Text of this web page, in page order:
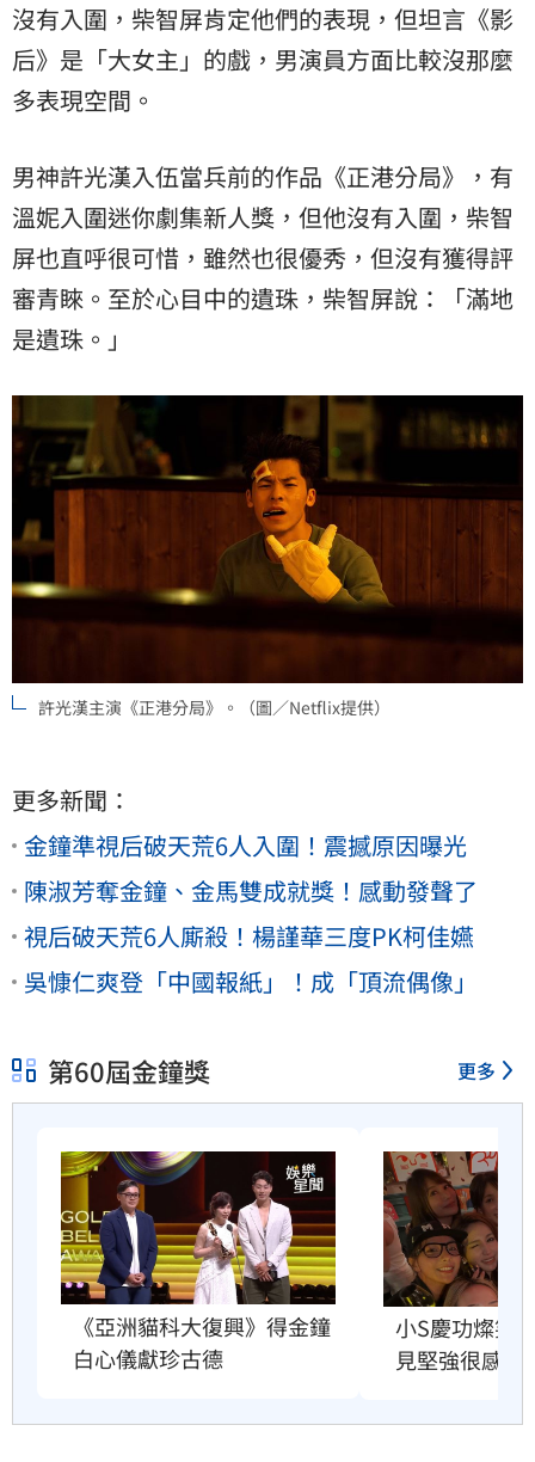
沒有入圍，柴智屏肯定他們的表現，但坦言《影
后》是「大女主」的戲，男演員方面比較沒那麼
多表現空間。
男神許光漢入伍當兵前的作品《正港分局》，有
溫妮入圍迷你劇集新人獎，但他沒有入圍，柴智
屏也直呼很可惜，雖然也很優秀，但沒有獲得評
審青睞。至於心目中的遺珠，柴智屏說：「滿地
是遺珠。」
許光漢主演《正港分局》。（圖／Netflix提供）
更多新聞：
金鐘準視后破天荒6人入圍！震撼原因曝光
陳淑芳奪金鐘、金馬雙成就獎！感動發聲了
視后破天荒6人廝殺！楊謹華三度PK柯佳嬿
吳慷仁爽登「中國報紙」！成「頂流偶像」
第60屆金鐘獎 更多
《亞洲貓科大復興》得金鐘
白心儀獻珍古德
小S慶功燦笑
見堅強很感動